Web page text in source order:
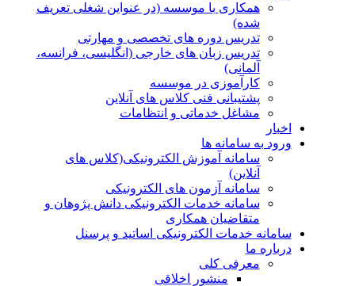
همکاری با موسسه (در عنواین شغلی تعریف
شده)
تدریس دوره های تخصصی و مهارتی
تدریس زبان های خارجی (انگلیسی، فرانسه،
آلمانی)
کارآموزی در موسسه
پشتیبانی فنی کلاس های آنلاین
مشاغل خدماتی و انتظامات
اخبار
ورود به سامانه ها
سامانه آموزش الکترونیکی(کلاس های
آنلاین)
سامانه آزمون های الکترونیکی
سامانه خدمات الکترونیکی دانش پژوهان و
متقاضیان همکاری
سامانه خدمات الکترونیکی اساتید و پرسنل
درباره ما
معرفی کلی
منشور اخلاقی